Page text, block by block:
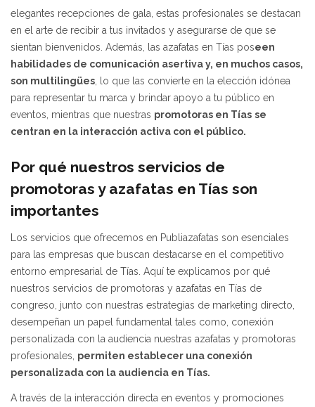
elegantes recepciones de gala, estas profesionales se destacan
en el arte de recibir a tus invitados y asegurarse de que se
sientan bienvenidos. Además, las azafatas en Tías poseen
habilidades de comunicación asertiva y, en muchos casos,
son multilingües , lo que las convierte en la elección idónea
para representar tu marca y brindar apoyo a tu público en
eventos, mientras que nuestras promotoras en Tías se
centran en la interacción activa con el público.
Por qué nuestros servicios de
promotoras y azafatas en Tías son
importantes
Los servicios que ofrecemos en Publiazafatas son esenciales
para las empresas que buscan destacarse en el competitivo
entorno empresarial de Tías. Aquí te explicamos por qué
nuestros servicios de promotoras y azafatas en Tías de
congreso, junto con nuestras estrategias de marketing directo,
desempeñan un papel fundamental tales como, conexión
personalizada con la audiencia nuestras azafatas y promotoras
profesionales, permiten establecer una conexión
personalizada con la audiencia en Tías.
A través de la interacción directa en eventos y promociones